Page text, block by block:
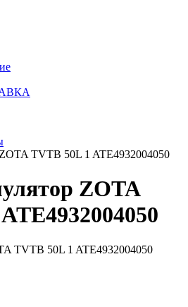
TVTB 50L 1 ATE4932004050
ZOTA